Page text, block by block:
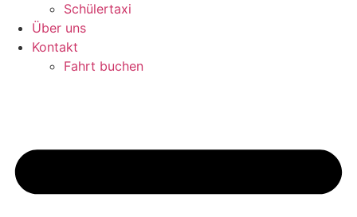
Schülertaxi
Über uns
Kontakt
Fahrt buchen